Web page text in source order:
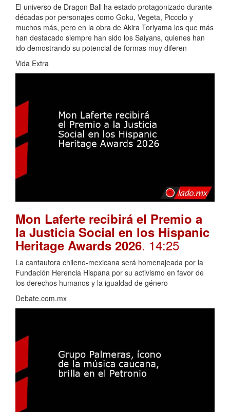
El universo de Dragon Ball ha estado protagonizado durante
décadas por personajes como Goku, Vegeta, Piccolo y
muchos más, pero en la obra de Akira Toriyama los que más
han destacado siempre han sido los Saiyans, quienes han
ido demostrando su potencial de formas muy diferen
Vida Extra
Mon Laferte recibirá el Premio a
la Justicia Social en los Hispanic
Heritage Awards 2026. 14:25
La cantautora chileno-mexicana será homenajeada por la
Fundación Herencia Hispana por su activismo en favor de
los derechos humanos y la igualdad de género
Debate.com.mx